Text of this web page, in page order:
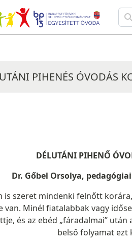
PIHENÉS ÓVODÁS
DÉLUTÁNI PIHENŐ
Dr. Gőbel Orsolya,
is szeret mindenki felnőtt
van. Minél fiatalabbak vagy
és az ebéd „fáradalmai”
belső folyamat ezt